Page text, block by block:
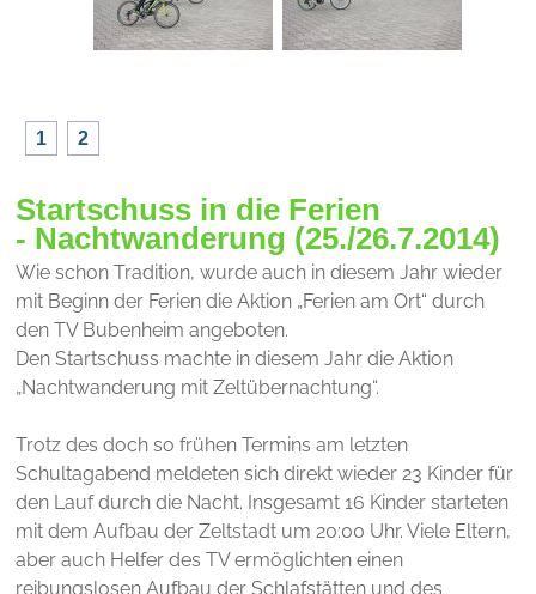
1 2
Startschuss in die Ferien
- Nachtwanderung (25./26.7.2014)
Wie schon Tradition, wurde auch in diesem Jahr wieder
mit Beginn der Ferien die Aktion „Ferien am Ort“ durch
den TV Bubenheim angeboten.
Den Startschuss machte in diesem Jahr die Aktion
„Nachtwanderung mit Zeltübernachtung“.
Trotz des doch so frühen Termins am letzten
Schultagabend meldeten sich direkt wieder 23 Kinder für
den Lauf durch die Nacht. Insgesamt 16 Kinder starteten
mit dem Aufbau der Zeltstadt um 20:00 Uhr. Viele Eltern,
aber auch Helfer des TV ermöglichten einen
reibungslosen Aufbau der Schlafstätten und des